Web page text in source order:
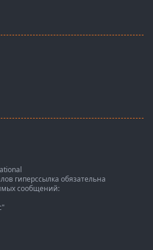
гиперссылка обязательна
сообщений: